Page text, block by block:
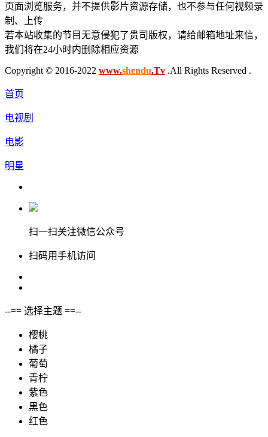
页面浏览服务，并不提供影片资源存储，也不参与任何视频录
制、上传
若本站收集的节目无意侵犯了贵司版权，请给邮箱地址来信，
我们将在24小时内删除相应资源
Copyright © 2016-2022 www.shendu.Tv .All Rights Reserved .
首页
电视剧
电影
明星
扫一扫关注微信公众号
扫码用手机访问
--== 选择主题 ==--
樱桃
橘子
葡萄
青柠
紫色
黑色
红色